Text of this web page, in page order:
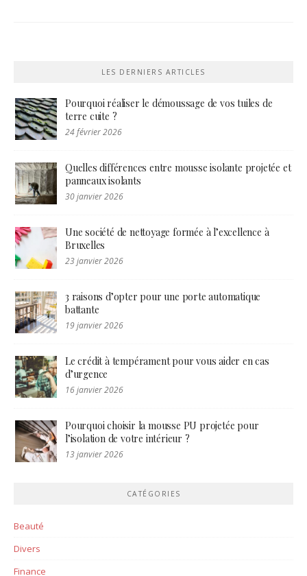
LES DERNIERS ARTICLES
Pourquoi réaliser le démoussage de vos tuiles de
terre cuite ?
24 février 2026
Quelles différences entre mousse isolante projetée et
panneaux isolants
30 janvier 2026
Une société de nettoyage formée à l’excellence à
Bruxelles
23 janvier 2026
3 raisons d’opter pour une porte automatique
battante
19 janvier 2026
Le crédit à tempérament pour vous aider en cas
d’urgence
16 janvier 2026
Pourquoi choisir la mousse PU projetée pour
l’isolation de votre intérieur ?
13 janvier 2026
CATÉGORIES
Beauté
Divers
Finance